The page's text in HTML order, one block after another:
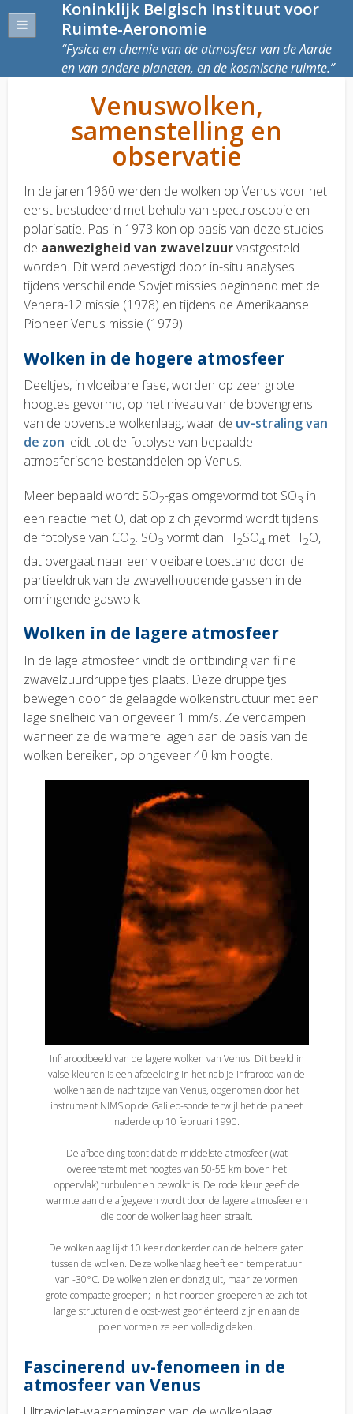
Koninklijk Belgisch Instituut voor
Ruimte-Aeronomie
Fysica en chemie van de atmosfeer van de Aarde
en van andere planeten, en de kosmische ruimte.
Venuswolken,
samenstelling en
observatie
In de jaren 1960 werden de wolken op Venus voor het
eerst bestudeerd met behulp van spectroscopie en
polarisatie. Pas in 1973 kon op basis van deze studies
de aanwezigheid van zwavelzuurvastgesteld
worden. Dit werd bevestigd door in-situ analyses
tijdens verschillende Sovjet missies beginnend met de
Venera-12 missie (1978) en tijdens de Amerikaanse
Pioneer Venus missie (1979).
Wolken in de hogere atmosfeer
Deeltjes, in vloeibare fase, worden op zeer grote
hoogtes gevormd, op het niveau van de bovengrens
van de bovenste wolkenlaag, waar de uv-straling van
de zon leidt tot de fotolyse van bepaalde
atmosferische bestanddelen op Venus.
Meer bepaald wordt SO2-gas omgevormd tot SO3 in
een reactie met O, dat op zich gevormd wordt tijdens
de fotolyse van CO2. SO3 vormt dan H2SO4 met H2O,
dat overgaat naar een vloeibare toestand door de
partieeldruk van de zwavelhoudende gassen in de
omringende gaswolk.
Wolken in de lagere atmosfeer
In de lage atmosfeer vindt de ontbinding van fijne
zwavelzuurdruppeltjes plaats. Deze druppeltjes
bewegen door de gelaagde wolkenstructuur met een
lage snelheid van ongeveer 1 mm/s. Ze verdampen
wanneer ze de warmere lagen aan de basis van de
wolken bereiken, op ongeveer 40 km hoogte.
Infraroodbeeld van de lagere wolken van Venus. Dit beeld in
valse kleuren is een afbeelding in het nabije infrarood van de
wolken aan de nachtzijde van Venus, opgenomen door het
instrument NIMS op de Galileo-sonde terwijl het de planeet
naderde op 10 februari 1990.
De afbeelding toont dat de middelste atmosfeer (wat
overeenstemt met hoogtes van 50-55 km boven het
oppervlak) turbulent en bewolkt is. De rode kleur geeft de
warmte aan die afgegeven wordt door de lagere atmosfeer en
die door de wolkenlaag heen straalt.
De wolkenlaag lijkt 10 keer donkerder dan de heldere gaten
tussen de wolken. Deze wolkenlaag heeft een temperatuur
van -30°C. De wolken zien er donzig uit, maar ze vormen
grote compacte groepen; in het noorden groeperen ze zich tot
lange structuren die oost-west georiënteerd zijn en aan de
polen vormen ze een volledig deken.
Fascinerend uv-fenomeen in de
atmosfeer van Venus